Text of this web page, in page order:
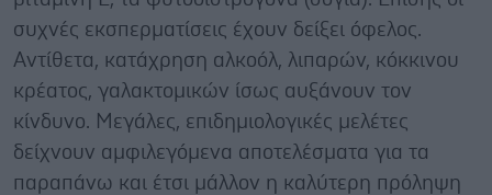
συχνές εκσπερματίσεις έχουν δείξει όφελος.
Αντίθετα, κατάχρηση αλκοόλ, λιπαρών, κόκκινου
κρέατος, γαλακτομικών ίσως αυξάνουν τον
κίνδυνο. Μεγάλες, επιδημιολογικές μελέτες
δείχνουν αμφιλεγόμενα αποτελέσματα για τα
παραπάνω και έτσι μάλλον η καλύτερη πρόληψη